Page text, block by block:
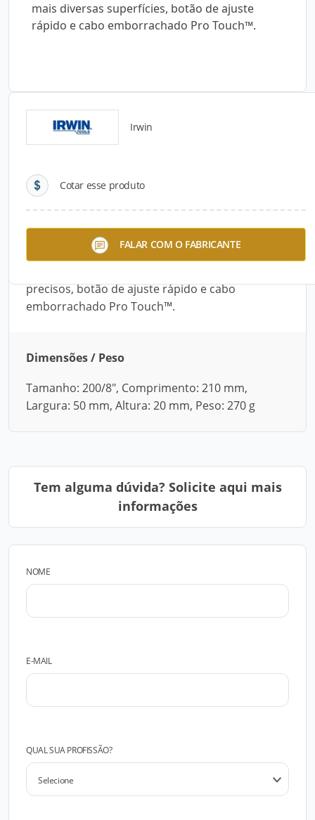
mais diversas superfícies, botão de ajuste
rápido e cabo emborrachado Pro Touch™.
Irwin
Cotar esse produto
FALAR COM O FABRICANTE
Detalhes do produto
Descrição do Produto
Alicate Groovelock™ com mandíbulas sob
medida, moldado em aço Níquel Cromo, sistema
precisos, botão de ajuste rápido e cabo
emborrachado Pro Touch™.
Dimensões / Peso
Tamanho: 200/8", Comprimento: 210 mm,
Largura: 50 mm, Altura: 20 mm, Peso: 270 g
Tem alguma dúvida? Solicite aqui mais
informações
NOME
E-MAIL
QUAL SUA PROFISSÃO?